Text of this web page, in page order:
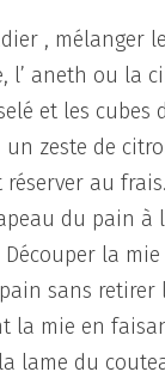
, mélanger
l’ aneth ou la
et les cubes
zeste de
réserver au
du pain à
Découper la
sans retirer
la mie en
lame du